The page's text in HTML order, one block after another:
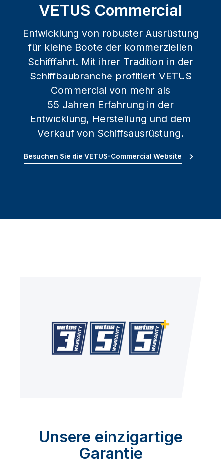
VETUS Commercial
Entwicklung von robuster Ausrüstung
für kleine Boote der kommerziellen
Schifffahrt. Mit ihrer Tradition in der
Schiffbaubranche profitiert VETUS
Commercial von mehr als
55 Jahren Erfahrung in der
Entwicklung, Herstellung und dem
Verkauf von Schiffsausrüstung.
Besuchen Sie die VETUS-Commercial Website
Unsere einzigartige
Garantie